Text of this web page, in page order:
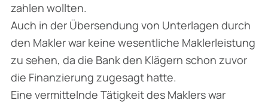
zahlen wollten.
Auch in der Übersendung von Unterlagen durch
den Makler war keine wesentliche Makler­leistung
zu sehen, da die Bank den Klägern schon zuvor
die Finanzierung zugesagt hatte.
Eine vermittelnde Tätigkeit des Maklers war